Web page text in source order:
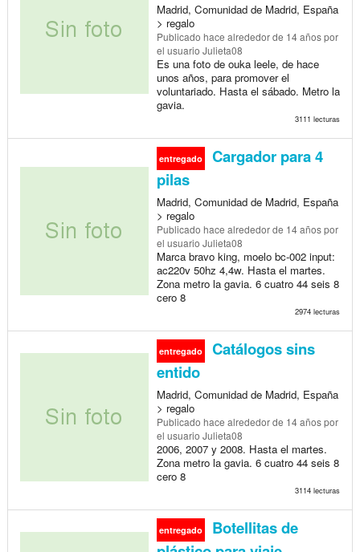
Madrid, Comunidad de Madrid, España
> regalo
Publicado hace alrededor de 14 añospor
el usuario Julieta08
Es una foto de ouka leele, de hace
unos años, para promover el
voluntariado. Hasta el sábado. Metro la
gavia.
3111 lecturas
entregado
Cargador para 4
pilas
Madrid, Comunidad de Madrid, España
> regalo
Publicado hace alrededor de 14 añospor
el usuario Julieta08
Marca bravo king, moelo bc-002 input:
ac220v 50hz 4,4w. Hasta el martes.
Zona metro la gavia. 6 cuatro 44 seis 8
cero 8
2974 lecturas
entregado
Catálogos sins
entido
Madrid, Comunidad de Madrid, España
> regalo
Publicado hace alrededor de 14 añospor
el usuario Julieta08
2006, 2007 y 2008. Hasta el martes.
Zona metro la gavia. 6 cuatro 44 seis 8
cero 8
3114 lecturas
entregado
Botellitas de